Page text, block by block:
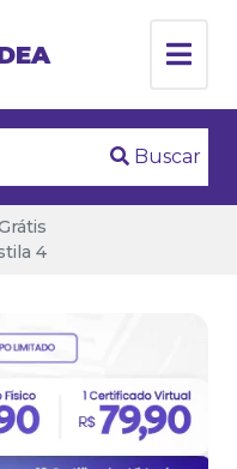
Buscar
4